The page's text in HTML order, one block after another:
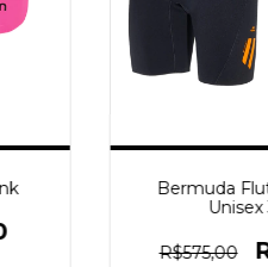
Bermuda
R$575,00